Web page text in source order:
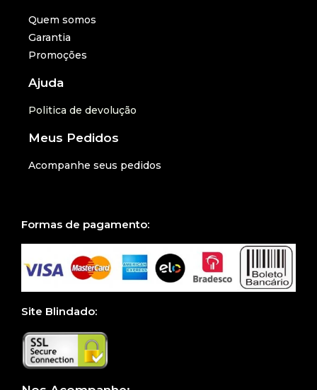
Quem somos
Garantia
Promoções
Ajuda
Politica de devolução
Meus Pedidos
Acompanhe seus pedidos
Formas de pagamento:
Site Blindado: